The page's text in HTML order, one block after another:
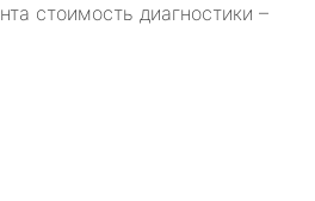
стоимость диагностики –